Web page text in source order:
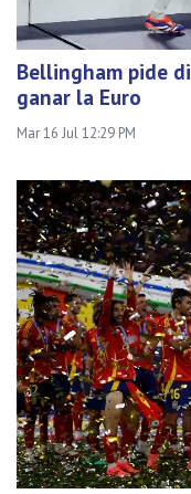
Bellingham pide
ganar la Euro
Mar 16 Jul 12:29 PM